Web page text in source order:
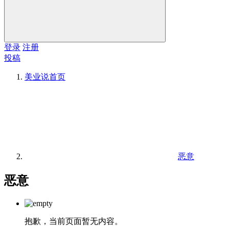
登录 注册
投稿
美业说首页
恶意
恶意
抱歉，当前页面暂无内容。